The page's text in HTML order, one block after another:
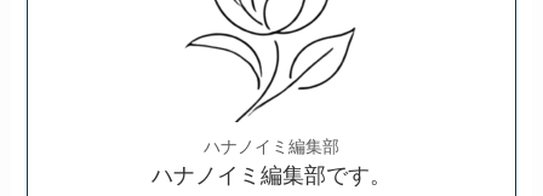
ハナノイミ編集部
ハナノイミ編集部です。